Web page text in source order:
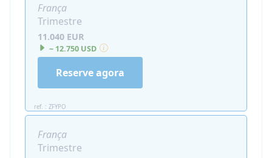
França
Trimestre
11.040 EUR
~ 12.750 USD
ref. : ZFYPO
Reserve agora
França
Trimestre